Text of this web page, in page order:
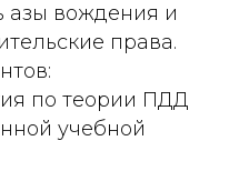
азы вождения и
права.
по теории ПДД
учебной